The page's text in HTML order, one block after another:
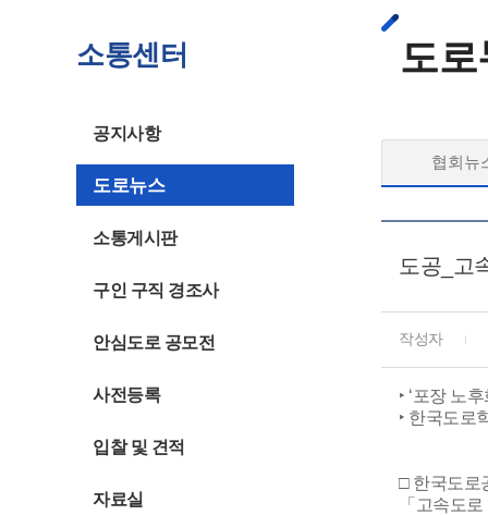
소통센터
공지사항
도로뉴스
소통게시판
구인 구직 경조사
안심도로 공모전
사전등록
입찰 및 견적
자료실
도로
협회뉴
도공_고
작성자
‣ ‘포장 노
‣ 한국도로
□ 한국도로
「고속도